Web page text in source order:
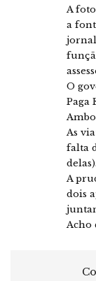
A
a
O
Paga
As
falta
delas).
A
dois
Acho